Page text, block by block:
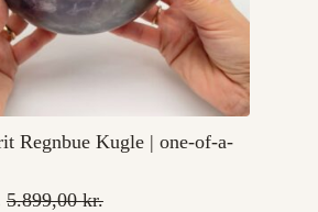
Regnbue Kugle | one-of-a-
5.899,00kr.